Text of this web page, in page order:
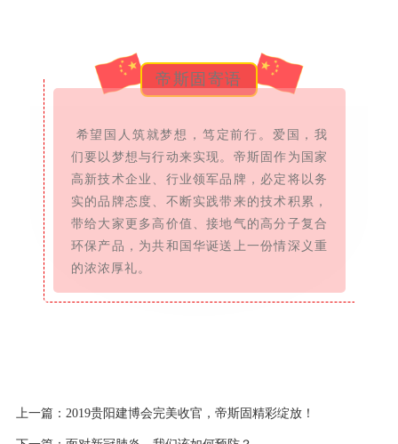
帝斯固寄语
希望国人筑就梦想，笃定前行。 爱国，我
们要以梦想与行动来实现。帝斯固作为国家
高新技术企业、行业领军品牌，必定将以务
实的品牌态度、不断实践带来的技术积累，
带给大家更多高价值、接地气的高分子复合
环保产品，为共和国华诞送上一份情深义重
的浓浓厚礼。
上一篇：2019贵阳建博会完美收官，帝斯固精彩绽放！